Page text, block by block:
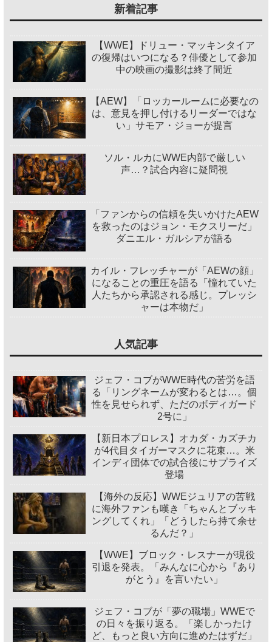
新着記事
【WWE】ドリュー・マッキンタイア
の復帰はいつになる？俳優として参加
中の映画の撮影は終了間近
【AEW】「ロッカールームに必要なの
は、意見を押し付けるリーダーではな
い」サモア・ジョーが提言
ソル・ルカにWWE内部で厳しい
声…？試合内容に疑問視
「ファンからの信頼を失いかけたAEW
を救ったのはジョン・モクスリーだ」
ダニエル・ガルシアが語る
カイル・フレッチャーが「AEWの顔」
になることの重圧を語る「憧れていた
人たちから承認される感じ。プレッシ
ャーは本物だ」
人気記事
ジェフ・コブがWWE時代の苦労を語
る「リングネームが変わるとは…。個
性を見せられず、ただのボディガード
2号に」
【新日本プロレス】オカダ・カズチカ
が4代目タイガーマスクに花束…。米
インディ団体での試合後にサプライズ
登場
【海外の反応】WWEジュリアの苦戦
に海外ファンも嘆き「ちゃんとブッキ
ングしてくれ」「どうしたら持て余せ
るんだ？」
【WWE】ブロック・レスナーが現役
引退を発表。「みんなに心から『あり
がとう』を言いたい」
ジェフ・コブが「夢の職場」WWEで
の日々を振り返る。「楽しかったけ
ど、もっと良い方向に進めたはずだ」